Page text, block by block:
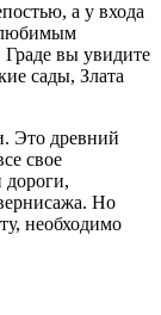
а у входа
любимым
вы увидите
сады, Злата
Это древний
свое
дороги,
Но
необходимо